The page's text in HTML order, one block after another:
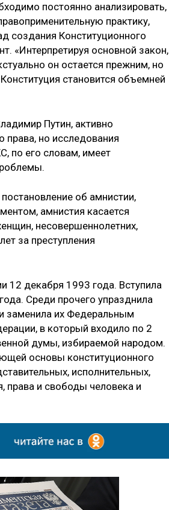
постоянно анализировать,
практику,
создания Конституционного
«Интерпретируя основной закон,
он остается прежним, но
становится объемней
Путин, активно
но исследования
по его словам, имеет
об амнистии,
амнистия касается
несовершеннолетних,
за преступления
12 декабря 1993 года. Вступила
Среди прочего упразднила
заменила их Федеральным
в который входило по 2
думы, избираемой народом.
основы конституционного
исполнительных,
права и свободы человека и